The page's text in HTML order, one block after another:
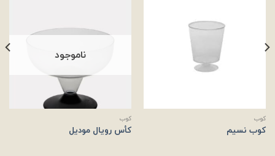
كوب
كوب نسیم
ناموجود
كوب
كأس رويال موديل